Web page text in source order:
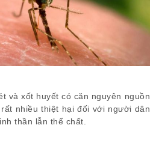
và xốt huyết có căn nguyên nguồn
nhiều thiệt hại đối với người dân
thần lẫn thể chất.